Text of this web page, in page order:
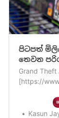
පිටපත්
තෙවන
Grand Theft
[https://
පරිගණක
පරිගණක
Kasun